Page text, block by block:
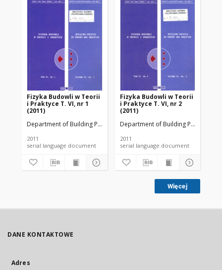
Fizyka Budowli w Teorii
i Praktyce T. VI, nr 1
(2011)
Department of Building Physicsand Building Materials
2011
serial language document
Fizyka Budowli w Teorii
i Praktyce T. VI, nr 2
(2011)
Department of Building Physicsand
2011
serial language document
Więcej
DANE KONTAKTOWE
Adres